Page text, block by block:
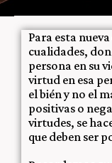
Para esta
cualidades,
persona en su
virtud en esa
el bién y no el
positivas o
virtudes, se
que deben ser